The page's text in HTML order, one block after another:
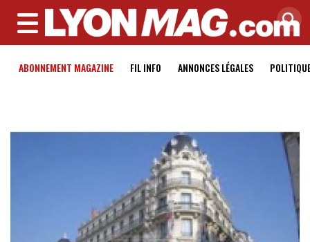
MENU
ABONNEMENT MAGAZINE FIL INFO ANNONCES LÉGALES